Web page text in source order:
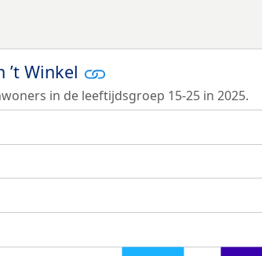
Winkel
in de leeftijdsgroep 15-25 in 2025.